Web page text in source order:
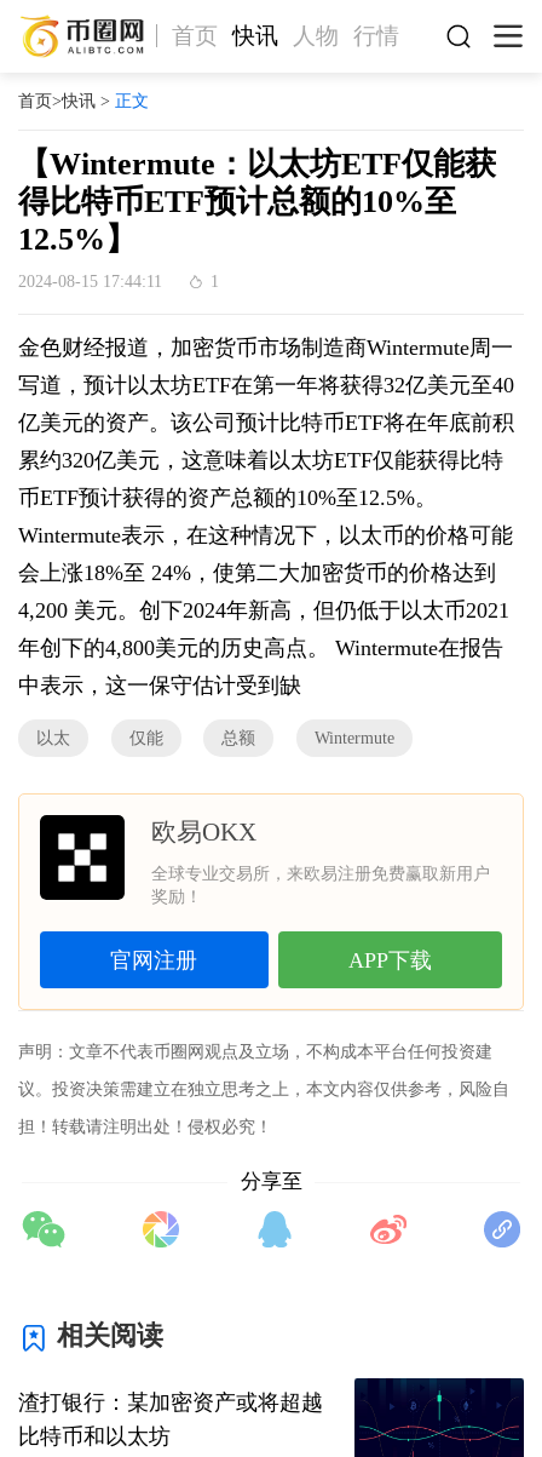
首页 快讯 人物 行情
首页>快讯> 正文
【Wintermute：以太坊ETF仅能获
得比特币ETF预计总额的10%至
12.5%】
2024-08-15 17:44:11 1
金色财经报道，加密货币市场制造商Wintermute周一
写道，预计以太坊ETF在第一年将获得32亿美元至40
亿美元的资产。该公司预计比特币ETF将在年底前积
累约320亿美元，这意味着以太坊ETF仅能获得比特
币ETF预计获得的资产总额的10%至12.5%。
Wintermute表示，在这种情况下，以太币的价格可能
会上涨18%至 24%，使第二大加密货币的价格达到
4,200 美元。创下2024年新高，但仍低于以太币2021
年创下的4,800美元的历史高点。 Wintermute在报告
中表示，这一保守估计受到缺
以太 仅能 总额 Wintermute
欧易OKX
全球专业交易所，来欧易注册免费赢取新用户
奖励！
官网注册 APP下载
声明：文章不代表币圈网观点及立场，不构成本平台任何投资建
议。投资决策需建立在独立思考之上，本文内容仅供参考，风险自
担！转载请注明出处！侵权必究！
分享至
相关阅读
渣打银行：某加密资产或将超越
比特币和以太坊